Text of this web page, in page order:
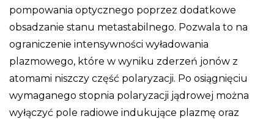
pompowania optycznego poprzez dodatkowe
obsadzanie stanu metastabilnego. Pozwala to na
ograniczenie intensywności wyładowania
plazmowego, które w wyniku zderzeń jonów z
atomami niszczy część polaryzacji. Po osiągnięciu
wymaganego stopnia polaryzacji jądrowej można
wyłączyć pole radiowe indukujące plazmę oraz